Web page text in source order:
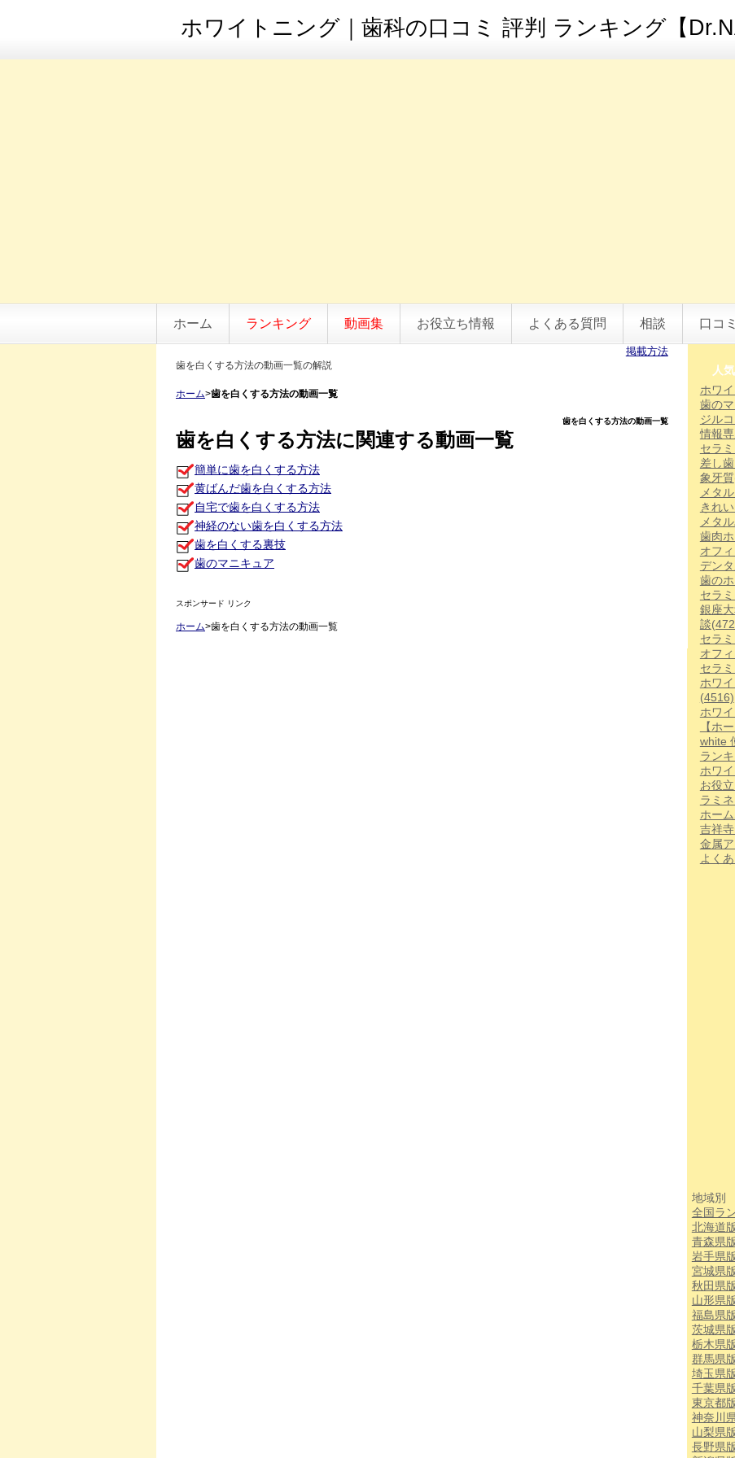
ホワイトニング｜歯科の口コミ 評判 ランキング【
ホーム ランキング 動画集 お役立ち情報 よくある質問 相談 口コ
掲載方法
歯を白くする方法の動画一覧の解説
ホーム>歯を白くする方法の動画一覧
歯を白くする方法の動画一覧
歯を白くする方法に関連する動画一覧
簡単に歯を白くする方法
黄ばんだ歯を白くする方法
自宅で歯を白くする方法
神経のない歯を白くする方法
歯を白くする裏技
歯のマニキュア
スポンサード リンク
ホーム>歯を白くする方法の動画一覧
人
ホワ
歯の
ジル
情報
セラ
差し
象牙質
メタ
きれ
メタ
歯肉
オフ
デン
歯の
セラ
銀座
談
セラ
オフ
セラ
ホワ
(4516)
ホワ
【ホ
white
ラン
ホワ
お役
ラミ
ホー
吉祥
金属
よく
地域別
全国ラ
北海道
青森県
岩手県
宮城県
秋田県
山形県
福島県
茨城県
栃木県
群馬県
埼玉県
千葉県
東京都
神奈川
山梨県
長野県